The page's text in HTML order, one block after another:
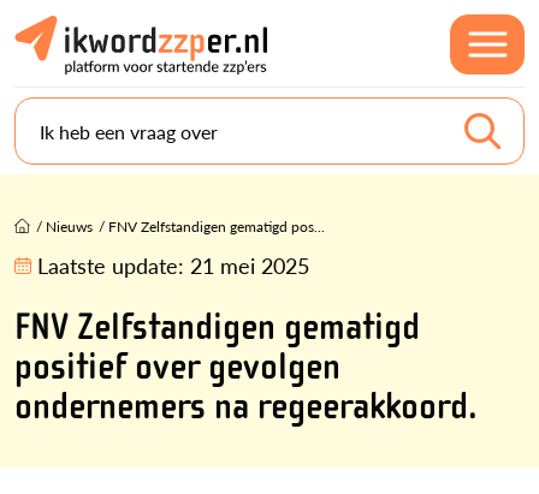
Ik heb een vraag over
/ Nieuws / FNV Zelfstandigen gematigd pos...
Laatste update: 21 mei 2025
FNV Zelfstandigen gematigd
positief over gevolgen
ondernemers na regeerakkoord.